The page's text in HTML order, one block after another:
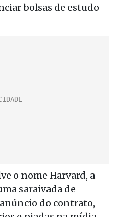
bolsas de estudo
o nome Harvard, a
saraivada de
do contrato,